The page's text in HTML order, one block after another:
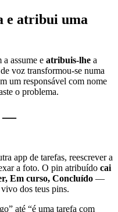
e atribui uma
a assume e atribuis-lhe a
voz transformou-se numa
um responsável com nome
o problema.
—
app de tarefas, reescrever a
a foto. O pin atribuído cai
Em curso, Concluído —
dos teus pins.
até “é uma tarefa com